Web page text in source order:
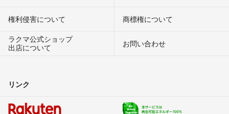
権利侵害について
商標権について
ラクマ公式ショップ
出店について
お問い合わせ
リンク